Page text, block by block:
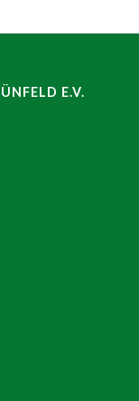
E.V.